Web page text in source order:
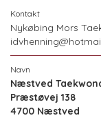
Nykøbing Mors
Næstved
Præstøvej 138
4700 Næstved